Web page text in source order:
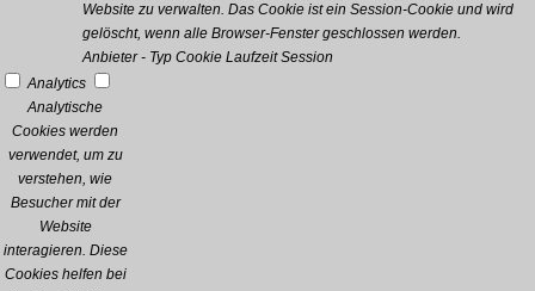
Website zu verwalten. Das Cookie ist ein Session-Cookie und wird
gelöscht, wenn alle Browser-Fenster geschlossen werden.
Anbieter - Typ Cookie Laufzeit Session
Analytics
Analytische
Cookies werden
verwendet, um zu
verstehen, wie
Besucher mit der
Website
interagieren. Diese
Cookies helfen bei